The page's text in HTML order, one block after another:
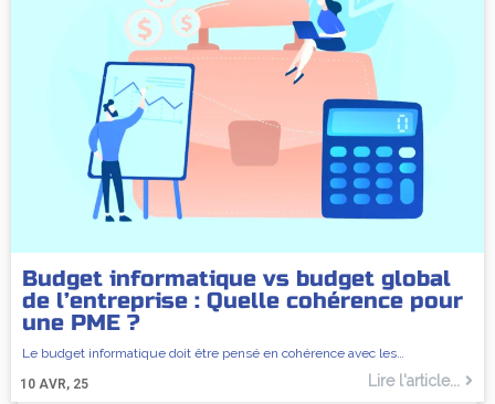
Budget informatique vs budget global
de l’entreprise : Quelle cohérence pour
une PME ?
10 AVR, 25
Le budget informatique doit être pensé en cohérence avec les…
Lire l'article...